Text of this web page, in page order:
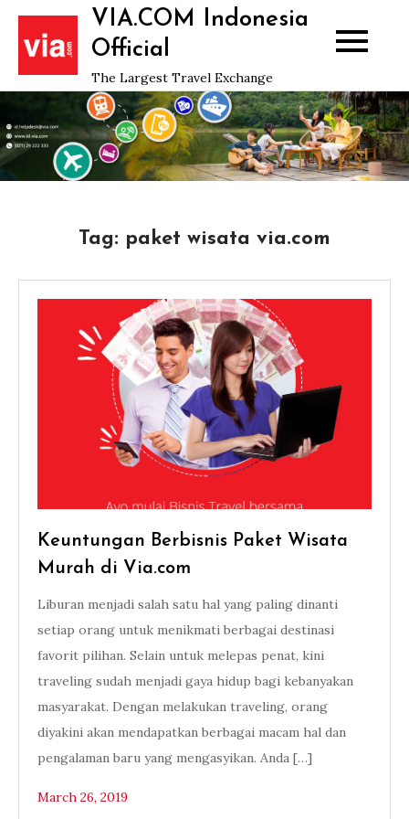
Skip
content
VIA.COM Indonesia
Official
The Largest Travel Exchange
Tag: paket wisata via.com
Keuntungan Berbisnis Paket Wisata
Murah di Via.com
Liburan menjadi salah satu hal yang paling dinanti
setiap orang untuk menikmati berbagai destinasi
favorit pilihan. Selain untuk melepas penat, kini
traveling sudah menjadi gaya hidup bagi kebanyakan
masyarakat. Dengan melakukan traveling, orang
diyakini akan mendapatkan berbagai macam hal dan
pengalaman baru yang mengasyikan. Anda […]
March 26, 2019